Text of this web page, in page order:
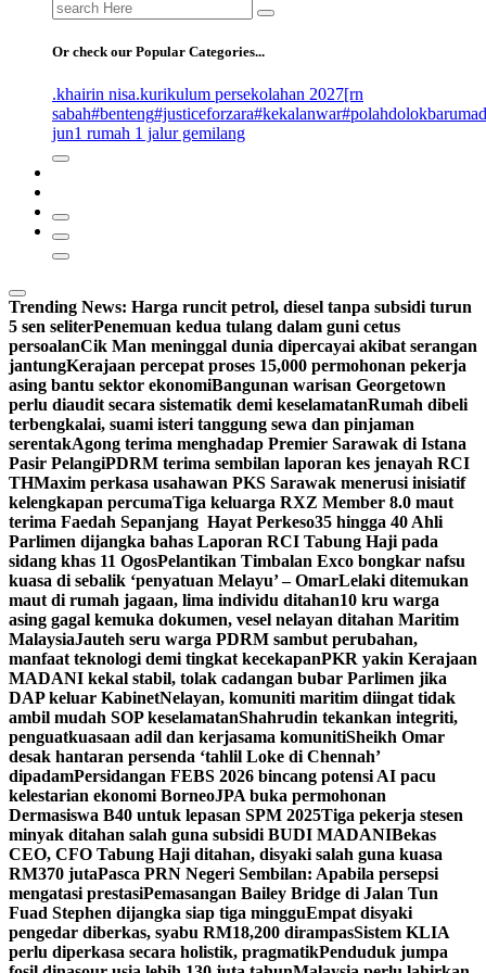
Search
for:
Or check our Popular Categories...
.khairin nisa.kurikulum persekolahan 2027[rn
sabah#benteng#justiceforzara#kekalanwar
jun1 rumah 1 jalur gemilang
Trending News: Harga runcit petrol, diesel tanpa subsidi turun
5 sen seliterPenemuan kedua tulang dalam guni cetus
persoalanCik Man meninggal dunia dipercayai akibat serangan
jantungKerajaan percepat proses 15,000 permohonan pekerja
asing bantu sektor ekonomiBangunan warisan Georgetown
perlu diaudit secara sistematik demi keselamatanRumah dibeli
terbengkalai, suami isteri tanggung sewa dan pinjaman
serentakAgong terima menghadap Premier Sarawak di Istana
Pasir PelangiPDRM terima sembilan laporan kes jenayah RCI
THMaxim perkasa usahawan PKS Sarawak menerusi inisiatif
kelengkapan percumaTiga keluarga RXZ Member 8.0 maut
terima Faedah Sepanjang Hayat Perkeso35 hingga 40 Ahli
Parlimen dijangka bahas Laporan RCI Tabung Haji pada
sidang khas 11 OgosPelantikan Timbalan Exco bongkar nafsu
kuasa di sebalik ‘penyatuan Melayu’ – OmarLelaki ditemukan
maut di rumah jagaan, lima individu ditahan10 kru warga
asing gagal kemuka dokumen, vesel nelayan ditahan Maritim
MalaysiaJauteh seru warga PDRM sambut perubahan,
manfaat teknologi demi tingkat kecekapanPKR yakin Kerajaan
MADANI kekal stabil, tolak cadangan bubar Parlimen jika
DAP keluar KabinetNelayan, komuniti maritim diingat tidak
ambil mudah SOP keselamatanShahrudin tekankan integriti,
penguatkuasaan adil dan kerjasama komunitiSheikh Omar
desak hantaran persenda ‘tahlil Loke di Chennah’
dipadamPersidangan FEBS 2026 bincang potensi AI pacu
kelestarian ekonomi BorneoJPA buka permohonan
Dermasiswa B40 untuk lepasan SPM 2025Tiga pekerja stesen
minyak ditahan salah guna subsidi BUDI MADANIBekas
CEO, CFO Tabung Haji ditahan, disyaki salah guna kuasa
RM370 jutaPasca PRN Negeri Sembilan: Apabila persepsi
mengatasi prestasiPemasangan Bailey Bridge di Jalan Tun
Fuad Stephen dijangka siap tiga mingguEmpat disyaki
pengedar diberkas, syabu RM18,200 dirampasSistem KLIA
perlu diperkasa secara holistik, pragmatikPenduduk jumpa